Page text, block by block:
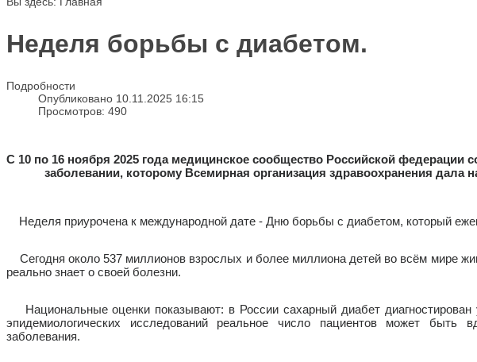
Неделя борьбы с диабетом.
Подробности
Опубликовано 10.11.2025 16:15
Просмотров: 490
С 10 по 16 ноября 2025 года медицинское сообщество Российской федерации
заболевании, которому Всемирная организация здравоохранения дала
Неделя приурочена к международной дате - Дню борьбы с диабетом, который
Сегодня около 537 миллионов взрослых и более миллиона детей во всём мире
реально знает о своей болезни.
Национальные оценки показывают: в России сахарный диабет диагностирован
эпидемиологических исследований реальное число пациентов может
заболевания.